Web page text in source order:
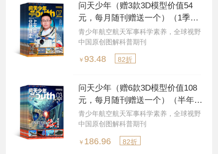
问天少年（赠3款3D模型价值54
元，每月随刊赠送一个）（1季度
共3期）（杂志订阅）
青少年航空航天军事科学素养，全球视野
中国原创图解科普期刊
￥ 93.48 82折
问天少年（赠6款3D模型价值108
元，每月随刊赠送一个）（半年共
6期）（杂志订阅）
青少年航空航天军事科学素养，全球视野
中国原创图解科普期刊
￥ 186.96 82折